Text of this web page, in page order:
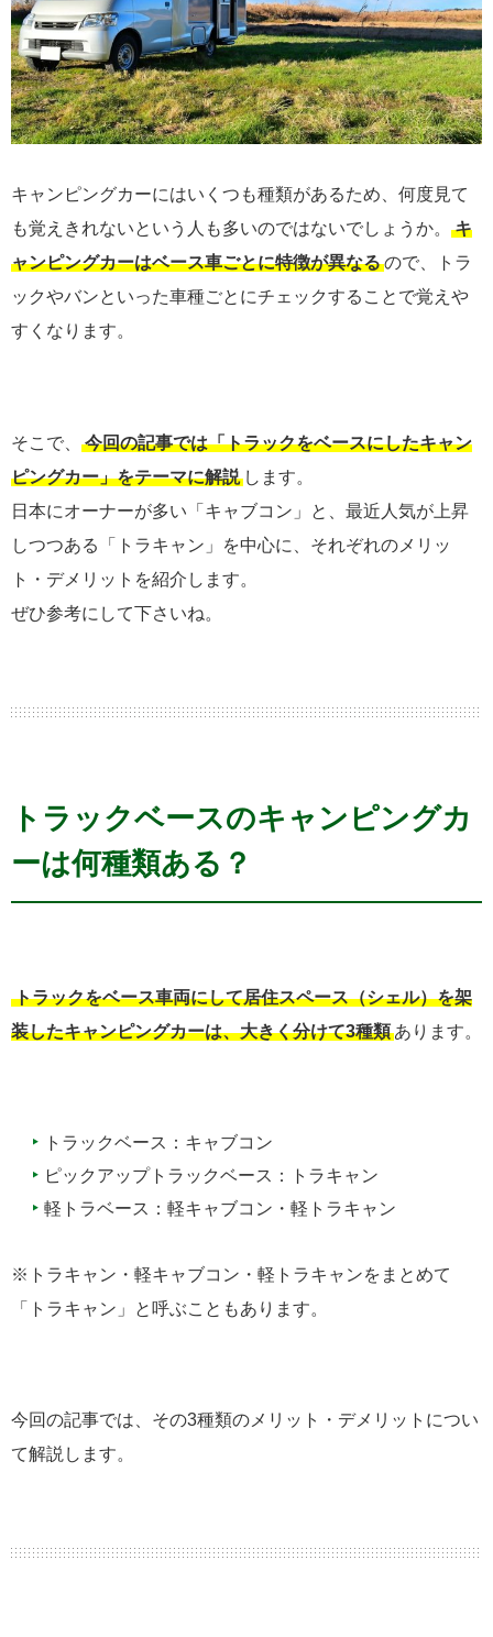
キャンピングカーにはいくつも種類があるため、何度見て
も覚えきれないという人も多いのではないでしょうか。
キ
ャンピングカーはベース車ごとに特徴が異なるので、トラ
ックやバンといった車種ごとにチェックすることで覚えや
すくなります。
そこで、
今回の記事では「トラックをベースにしたキャン
ピングカー」をテーマに解説 します。
日本にオーナーが多い「キャブコン」と、最近人気が上昇
しつつある「トラキャン」を中心に、それぞれのメリッ
ト・デメリットを紹介します。
ぜひ参考にして下さいね。
トラックベースのキャンピングカ
ーは何種類ある？
トラックをベース車両にして居住スペース（シェル）を架
装したキャンピングカーは、大きく分けて3種類 あります。
トラックベース：キャブコン
ピックアップトラックベース：トラキャン
軽トラベース：軽キャブコン・軽トラキャン
※トラキャン・軽キャブコン・軽トラキャンをまとめて
「トラキャン」と呼ぶこともあります。
今回の記事では、その3種類のメリット・デメリットについ
て解説します。